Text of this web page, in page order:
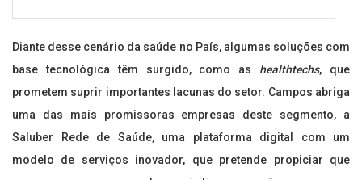
Diante desse cenário da saúde no País, algumas soluções com
base tecnológica têm surgido, como as healthtechs, que
prometem suprir importantes lacunas do setor. Campos abriga
uma das mais promissoras empresas deste segmento, a
Saluber Rede de Saúde, uma plataforma digital com um
modelo de serviços inovador, que pretende propiciar que